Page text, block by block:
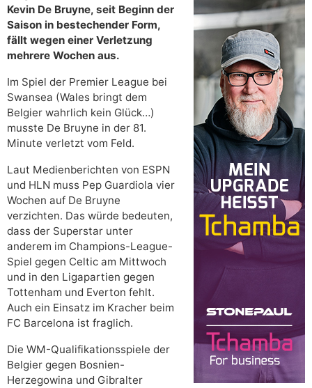
Kevin De Bruyne, seit Beginn der
Saison in bestechender Form,
fällt wegen einer Verletzung
mehrere Wochen aus.
Im Spiel der Premier League bei
Swansea (Wales bringt dem
Belgier wahrlich kein Glück…)
musste De Bruyne in der 81.
Minute verletzt vom Feld.
Laut Medienberichten von ESPN
und HLN muss Pep Guardiola vier
Wochen auf De Bruyne
verzichten. Das würde bedeuten,
dass der Superstar unter
anderem im Champions-League-
Spiel gegen Celtic am Mittwoch
und in den Ligapartien gegen
Tottenham und Everton fehlt.
Auch ein Einsatz im Kracher beim
FC Barcelona ist fraglich.
Die WM-Qualifikationsspiele der
Belgier gegen Bosnien-
Herzegowina und Gibralter